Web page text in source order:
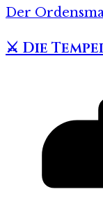
Der
⚔️ Die